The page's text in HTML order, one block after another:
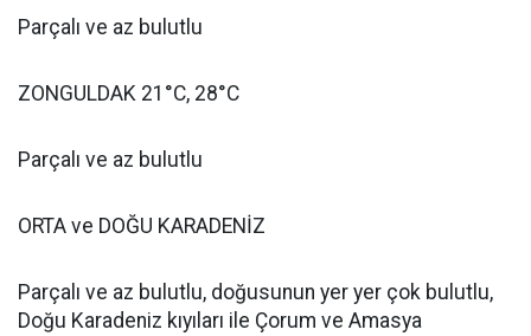
Parçalı ve az bulutlu
ZONGULDAK 21°C, 28°C
Parçalı ve az bulutlu
ORTA ve DOĞU KARADENİZ
Parçalı ve az bulutlu, doğusunun yer yer çok bulutlu,
Doğu Karadeniz kıyıları ile Çorum ve Amasya